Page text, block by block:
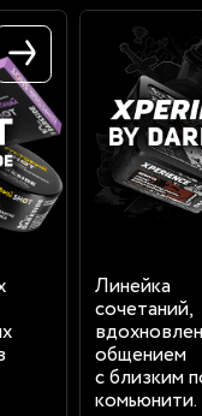
Линейка
сочетаний,
общением
с близким
комьюнити.